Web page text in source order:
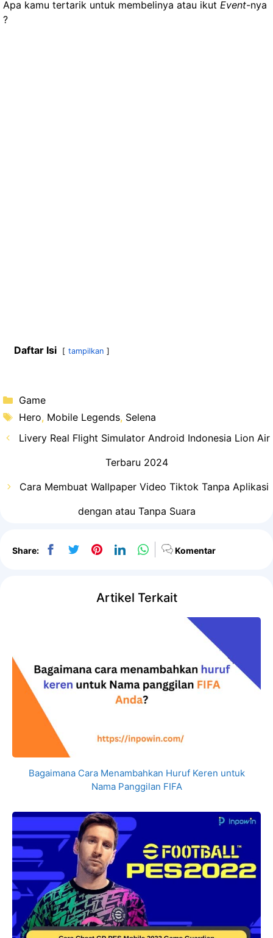
Apa kamu tertarik untuk membelinya atau ikut Event-nya
?
Daftar Isi tampilkan
Kategori
Game
Tag
Hero, Mobile Legends, Selena
Livery Real Flight Simulator Android Indonesia Lion Air
Terbaru 2024
Cara Membuat Wallpaper Video Tiktok Tanpa Aplikasi
dengan atau Tanpa Suara
Share: Komentar
Artikel Terkait
Bagaimana Cara Menambahkan Huruf Keren untuk
Nama Panggilan FIFA